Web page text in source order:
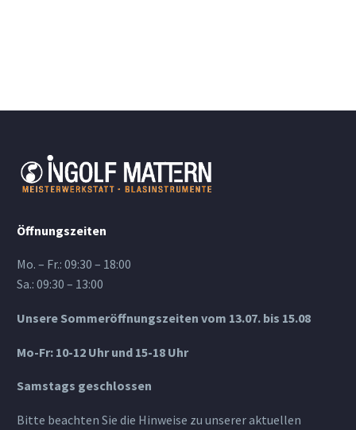
Öffnungszeiten
Mo. – Fr.: 09:30 – 18:00
Sa.: 09:30 – 13:00
Unsere Sommeröffnungszeiten vom 13.07. bis 15.08
Mo-Fr: 10-12 Uhr und 15-18 Uhr
Samstags geschlossen
Bitte beachten Sie die Hinweise zu unserer aktuellen